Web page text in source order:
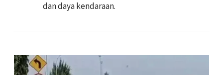
dan daya kendaraan.